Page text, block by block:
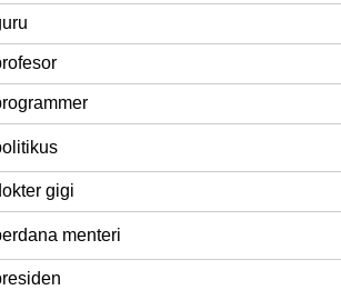
gigi
menteri